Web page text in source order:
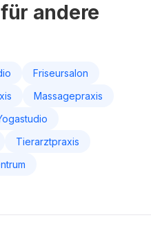
andere
Friseursalon
Massagepraxis
Tierarztpraxis